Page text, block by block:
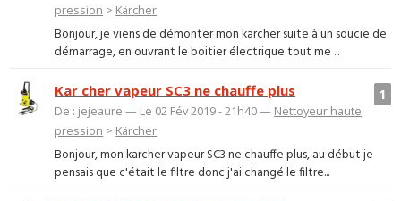
pression > Kärcher
Bonjour, je viens de démonter mon karcher suite à un soucie de
démarrage, en ouvrant le boitier électrique tout me ...
1
Kar cher vapeur SC3 ne chauffe plus
De : jejeaure — Le 02 Fév 2019 - 21h40 — Nettoyeur haute
pression > Kärcher
Bonjour, mon karcher vapeur SC3 ne chauffe plus, au début je
pensais que c'était le filtre donc j'ai changé le filtre...